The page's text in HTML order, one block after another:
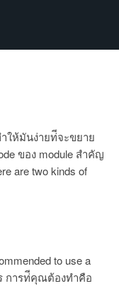
ให้มันง่ายท่ีจะขยาย
ของ module สำคัญ
are two kinds of
to use a
การท่ีคุณต้องทำคือ